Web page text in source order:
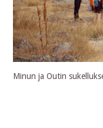
Minun ja Outin